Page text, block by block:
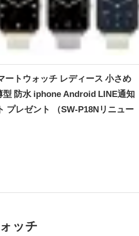
ートウォッチ レディース 小さめ
型 防水 iphone Android LINE通知
プレゼント （SW-P18Nリニュー
ッチ